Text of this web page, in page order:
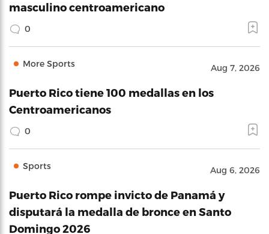
masculino centroamericano
0
More Sports Aug 7, 2026
Puerto Rico tiene 100 medallas en los
Centroamericanos
0
Sports Aug 6, 2026
Puerto Rico rompe invicto de Panamá y
disputará la medalla de bronce en Santo
Domingo 2026